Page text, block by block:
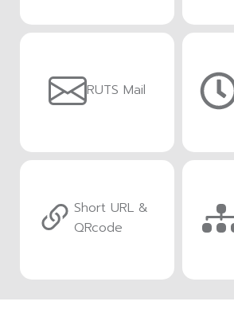
RUTS Mail
Short URL &
QRcode